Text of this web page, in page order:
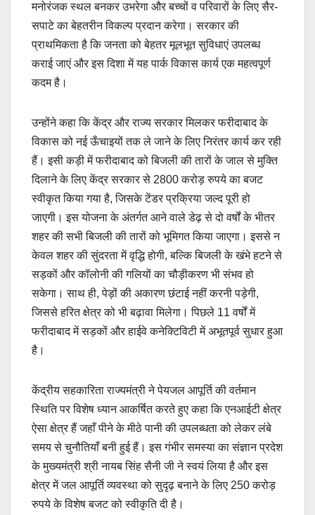
मनोरंजक स्थल बनकर उभरेगा और बच्चों व परिवारों के लिए सैर-
सपाटे का बेहतरीन विकल्प प्रदान करेगा। सरकार की
प्राथमिकता है कि जनता को बेहतर मूलभूत सुविधाएं उपलब्ध
कराई जाएं और इस दिशा में यह पार्क विकास कार्य एक महत्वपूर्ण
कदम है।
उन्होंने कहा कि केंद्र और राज्य सरकार मिलकर फरीदाबाद के
विकास को नई ऊँचाइयों तक ले जाने के लिए निरंतर कार्य कर रही
हैं। इसी कड़ी में फरीदाबाद को बिजली की तारों के जाल से मुक्ति
दिलाने के लिए केंद्र सरकार से 2800 करोड़ रुपये का बजट
स्वीकृत किया गया है, जिसके टेंडर प्रक्रिया जल्द पूरी हो
जाएगी। इस योजना के अंतर्गत आने वाले डेढ़ से दो वर्षों के भीतर
शहर की सभी बिजली की तारों को भूमिगत किया जाएगा। इससे न
केवल शहर की सुंदरता में वृद्धि होगी, बल्कि बिजली के खंभे हटने से
सड़कों और कॉलोनी की गलियों का चौड़ीकरण भी संभव हो
सकेगा। साथ ही, पेड़ों की अकारण छंटाई नहीं करनी पड़ेगी,
जिससे हरित क्षेत्र को भी बढ़ावा मिलेगा। पिछले 11 वर्षों में
फरीदाबाद में सड़कों और हाईवे कनेक्टिविटी में अभूतपूर्व सुधार हुआ
है।
केंद्रीय सहकारिता राज्यमंत्री ने पेयजल आपूर्ति की वर्तमान
स्थिति पर विशेष ध्यान आकर्षित करते हुए कहा कि एनआईटी क्षेत्र
ऐसा क्षेत्र हैं जहाँ पीने के मीठे पानी की उपलब्धता को लेकर लंबे
समय से चुनौतियाँ बनी हुई हैं। इस गंभीर समस्या का संज्ञान प्रदेश
के मुख्यमंत्री श्री नायब सिंह सैनी जी ने स्वयं लिया है और इस
क्षेत्र में जल आपूर्ति व्यवस्था को सुदृढ़ बनाने के लिए 250 करोड़
रुपये के विशेष बजट को स्वीकृति दी है।